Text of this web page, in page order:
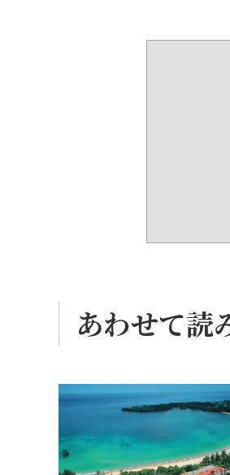
あわせて読